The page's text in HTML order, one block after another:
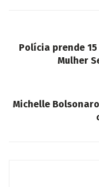
Polícia prende 15
Mulher
Michelle